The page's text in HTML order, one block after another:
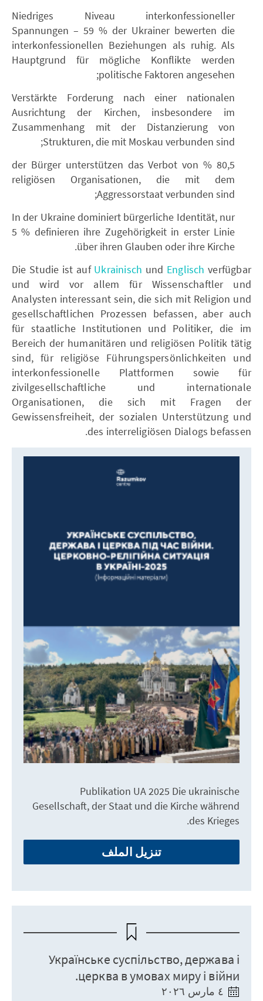
Niedriges Niveau interkonfessioneller
Spannungen – 59 % der Ukrainer bewerten die
interkonfessionellen Beziehungen als ruhig. Als
Hauptgrund für mögliche Konflikte werden
politische Faktoren angesehen;
Verstärkte Forderung nach einer nationalen
Ausrichtung der Kirchen, insbesondere im
Zusammenhang mit der Distanzierung von
Strukturen, die mit Moskau verbunden sind;
80,5 % der Bürger unterstützen das Verbot von
religiösen Organisationen, die mit dem
Aggressorstaat verbunden sind;
In der Ukraine dominiert bürgerliche Identität, nur
5 % definieren ihre Zugehörigkeit in erster Linie
über ihren Glauben oder ihre Kirche.
Die Studie ist auf Ukrainisch und Englisch verfügbar
und wird vor allem für Wissenschaftler und
Analysten interessant sein, die sich mit Religion und
gesellschaftlichen Prozessen befassen, aber auch
für staatliche Institutionen und Politiker, die im
Bereich der humanitären und religiösen Politik tätig
sind, für religiöse Führungspersönlichkeiten und
interkonfessionelle Plattformen sowie für
zivilgesellschaftliche und internationale
Organisationen, die sich mit Fragen der
Gewissensfreiheit, der sozialen Unterstützung und
des interreligiösen Dialogs befassen.
Publikation UA 2025 Die ukrainische
Gesellschaft, der Staat und die Kirche während
des Krieges.
تنزيل الملف
Українське суспільство, держава і
церква в умовах миру і війни.